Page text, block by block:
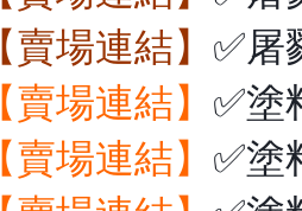
【賣場連結】 ✅屠
【賣場連結】 ✅
【賣場連結】 ✅